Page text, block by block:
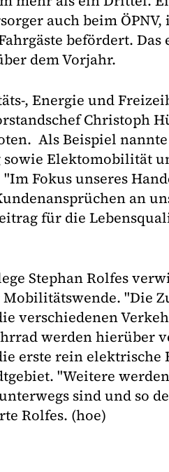
auch beim ÖPNV,
befördert.
dem Vorjahr.
, Energie und
Christoph
Als Beispiel
sowie Elektomobilität
Fokus unseres
an
für die
Stephan Rolfes
Mobilitätswende. "Die
verschiedenen
werden hierüber
erste rein
"Weitere
sind und so
Rolfes. (hoe)